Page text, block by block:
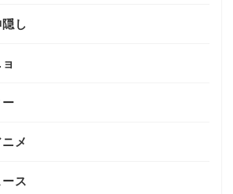
し
メ
ス